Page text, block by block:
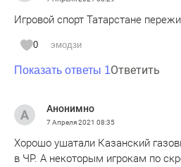
Игровой спорт Татарстане
0 эмодзи
Показать ответы 1Ответить
Анонимно
7 Апреля 2021 08:35
Хорошо ушатали Казанский
в ЧР. А некоторым игрокам по